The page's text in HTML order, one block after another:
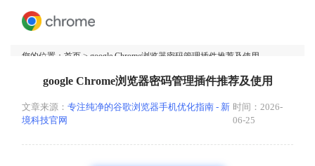
您的位置： 首页 > google Chrome浏览器密码管理插件推荐及使用
google Chrome浏览器密码管理插件推荐及使用
文章来源： 专注纯净的谷歌浏览器手机优化指南 - 新
境科技官网
时间：2026-
06-25